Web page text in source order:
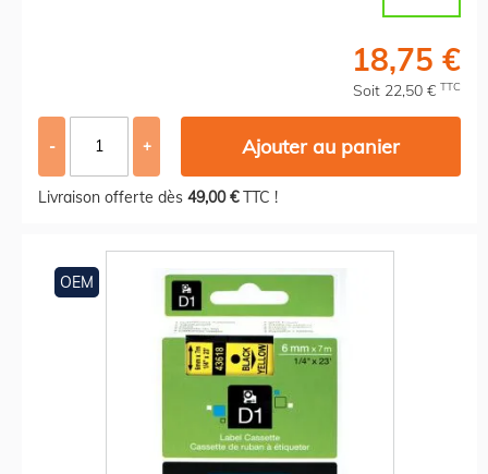
18,75 €
Soit 22,50 € TTC
- + Ajouter au panier
Livraison offerte dès 49,00 €TTC !
OEM